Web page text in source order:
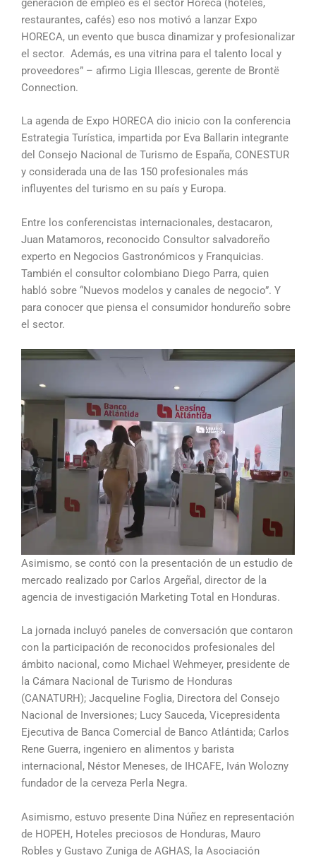
generación de empleo es el sector Horeca (hoteles,
restaurantes, cafés) eso nos motivó a lanzar Expo
HORECA, un evento que busca dinamizar y profesionalizar
el sector. Además, es una vitrina para el talento local y
proveedores” – afirmo Ligia Illescas, gerente de Brontë
Connection.
La agenda de Expo HORECA dio inicio con la conferencia
Estrategia Turística, impartida por Eva Ballarin integrante
del Consejo Nacional de Turismo de España, CONESTUR
y considerada una de las 150 profesionales más
influyentes del turismo en su país y Europa.
Entre los conferencistas internacionales, destacaron,
Juan Matamoros, reconocido Consultor salvadoreño
experto en Negocios Gastronómicos y Franquicias.
También el consultor colombiano Diego Parra, quien
habló sobre “Nuevos modelos y canales de negocio”. Y
para conocer que piensa el consumidor hondureño sobre
el sector.
Asimismo, se contó con la presentación de un estudio de
mercado realizado por Carlos Argeñal, director de la
agencia de investigación Marketing Total en Honduras.
La jornada incluyó paneles de conversación que contaron
con la participación de reconocidos profesionales del
ámbito nacional, como Michael Wehmeyer, presidente de
la Cámara Nacional de Turismo de Honduras
(CANATURH); Jacqueline Foglia, Directora del Consejo
Nacional de Inversiones; Lucy Sauceda, Vicepresidenta
Ejecutiva de Banca Comercial de Banco Atlántida; Carlos
Rene Guerra, ingeniero en alimentos y barista
internacional, Néstor Meneses, de IHCAFE, Iván Wolozny
fundador de la cerveza Perla Negra.
Asimismo, estuvo presente Dina Núñez en representación
de HOPEH, Hoteles preciosos de Honduras, Mauro
Robles y Gustavo Zuniga de AGHAS, la Asociación